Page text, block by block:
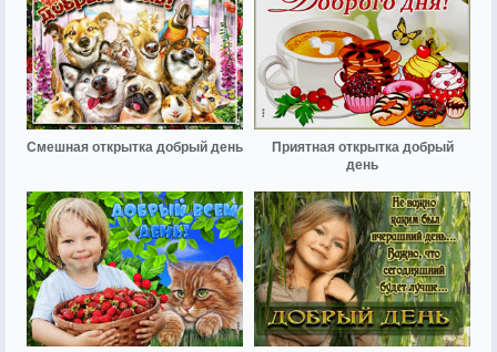
Смешная открытка добрый день
Приятная открытка добрый
день